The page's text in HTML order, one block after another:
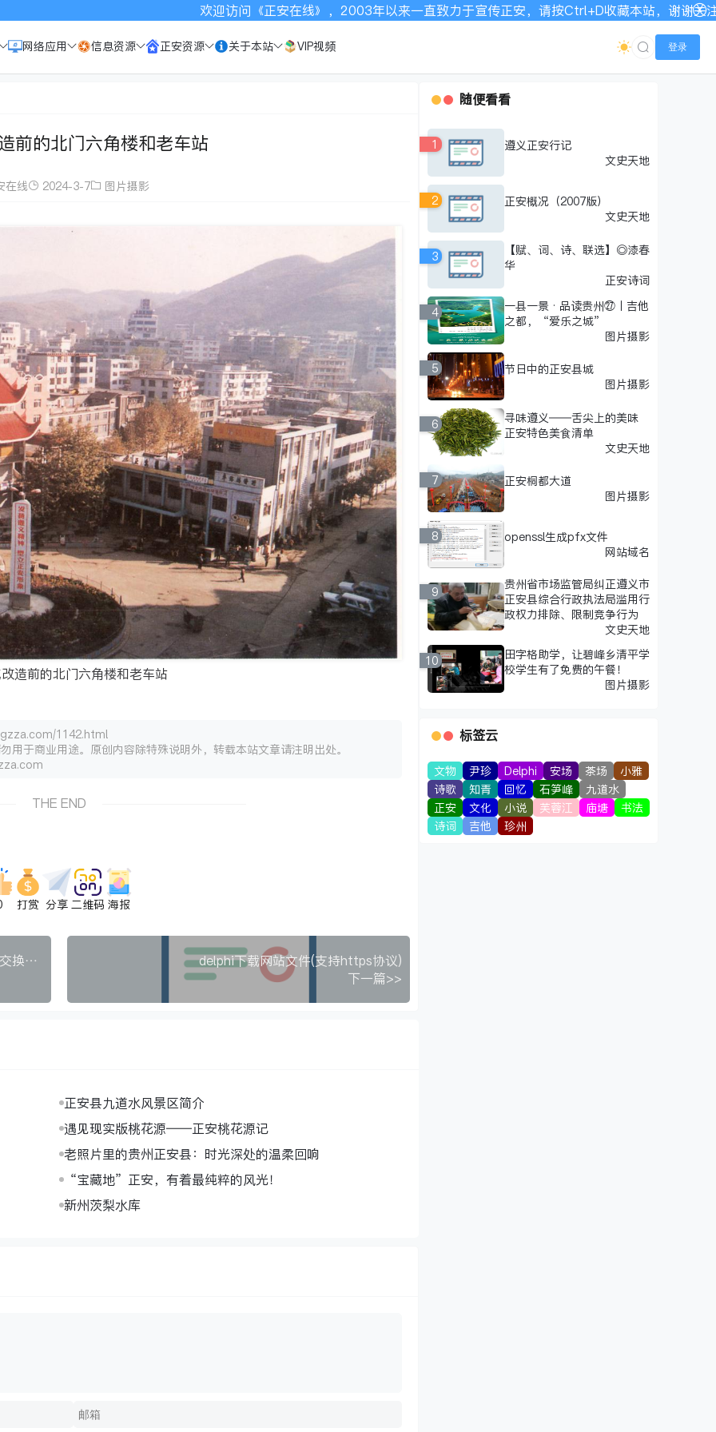
欢迎访问《正安在线》，2003年以来一直致力于宣传正安，请按Ctrl+D收藏本站，谢谢关注！网站
网络应用 信息资源 正安资源 关于本站 VIP视频 登录
前的北门六角楼和老车站
在线 2024-3-7 图片摄影
造前的北门六角楼和老车站
1142.html
于商业用途。原创内容除特殊说明外，转载本站文章请注明出处。
THE END
打赏 分享 二维码 海报
华为交换机根据已知一个IP查他对应的MAC地址和交换机端口命令
delphi下载网站文件(支持https协议)
下一篇>>
正安县九道水风景区简介
遇见现实版桃花源——正安桃花源记
老照片里的贵州正安县：时光深处的温柔回响
“宝藏地”正安，有着最纯粹的风光！
新州茨梨水库
随便看看
1
遵义正安行记
文史天地
2
正安概况（2007版）
文史天地
3
【赋、词、诗、联选】◎漆春
华
正安诗词
4
一县一景·品读贵州㉗丨吉他
之都，“爱乐之城”
图片摄影
5
节日中的正安县城
图片摄影
6
寻味遵义——舌尖上的美味
正安特色美食清单
文史天地
7
正安桐都大道
图片摄影
8
openssl生成pfx文件
网站域名
9
贵州省市场监管局纠正遵义市
正安县综合行政执法局滥用行
政权力排除、限制竞争行为
文史天地
10
田字格助学，让碧峰乡清平学
校学生有了免费的午餐！
图片摄影
标签云
文物 尹珍 Delphi 安场 茶场
小雅
诗歌
知青 回忆 石笋峰
九道水
正安
文化 小说 芙蓉江 庙塘
书法
诗词
吉他 珍州